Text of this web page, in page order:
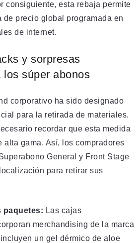
consiguiente, esta rebaja permite
de precio global programada en
de internet.
y sorpresas
súper abonos
corporativo ha sido designado
para la retirada de materiales.
recordar que esta medida
alta gama. Así, los compradores
General y Front Stage
para retirar sus
paquetes: Las cajas
merchandising de la marca
un gel dérmico de aloe